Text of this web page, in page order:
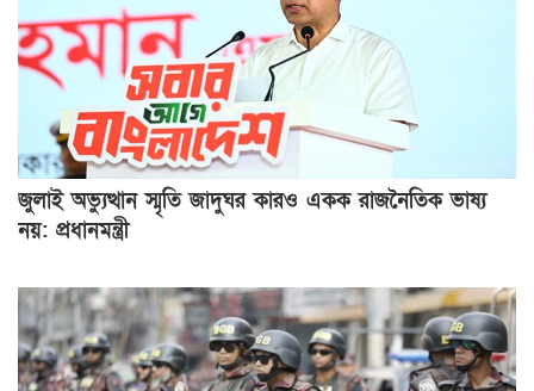
জুলাই অভ্যুত্থান স্মৃতি জাদুঘর কারও একক রাজনৈতিক ভাষ্য
নয়: প্রধানমন্ত্রী